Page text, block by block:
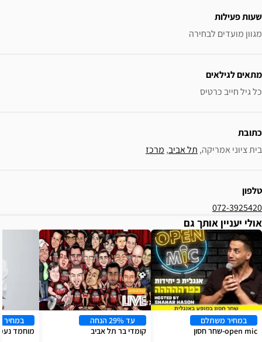
, מרכז
עד 29% הנחה
קומדי בר תל אביב
במחיר משתלם
מוחמד נעמה סטנד אפ